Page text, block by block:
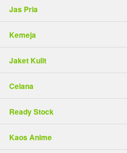
Jas Pria
Kemeja
Jaket Kulit
Celana
Ready Stock
Kaos Anime